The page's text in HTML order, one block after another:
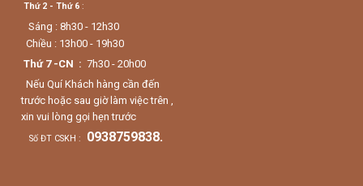
Thứ 2 - Thứ 6 :
Sáng : 8h30 - 12h30
Chiều : 13h00 - 19h30
Thứ 7 -CN : 7h30 - 20h00
Nếu Quí Khách hàng cần đến
trước hoặc sau giờ làm việc trên ,
xin vui lòng gọi hẹn trước
Số ĐT CSKH : 0938759838.